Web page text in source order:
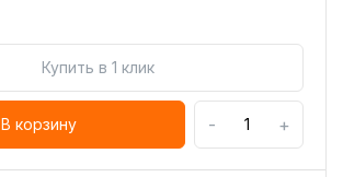
Купить в 1 клик
В корзину - +